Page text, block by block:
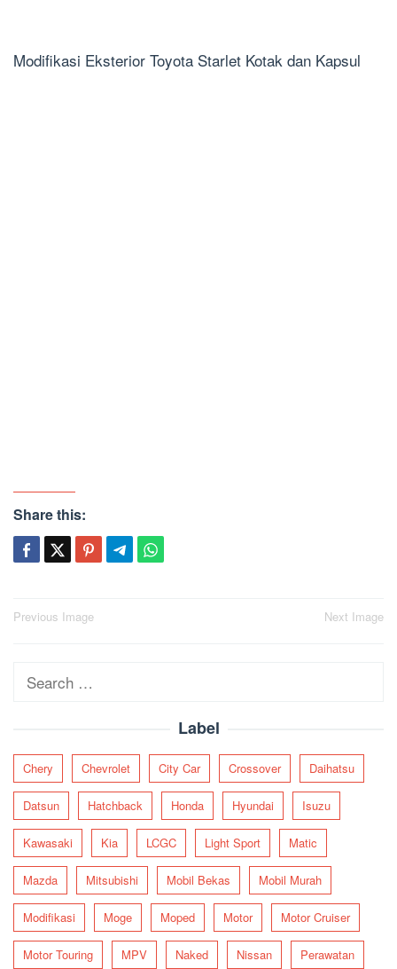
Modifikasi Eksterior Toyota Starlet Kotak dan Kapsul
Share this:
Post
Previous Image Next Image
Search
Label
Chery Chevrolet City Car Crossover Daihatsu
Datsun Hatchback Honda Hyundai Isuzu
Kawasaki Kia LCGC Light Sport Matic
Mazda Mitsubishi Mobil Bekas Mobil Murah
Modifikasi Moge Moped Motor Motor Cruiser
Motor Touring MPV Naked Nissan Perawatan